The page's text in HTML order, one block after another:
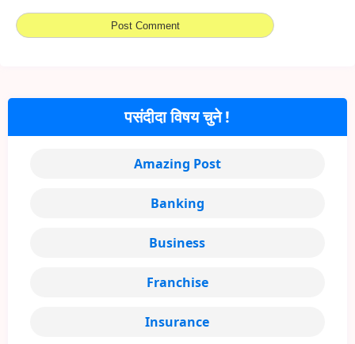
पसंदीदा विषय चुने !
Amazing Post
Banking
Business
Franchise
Insurance